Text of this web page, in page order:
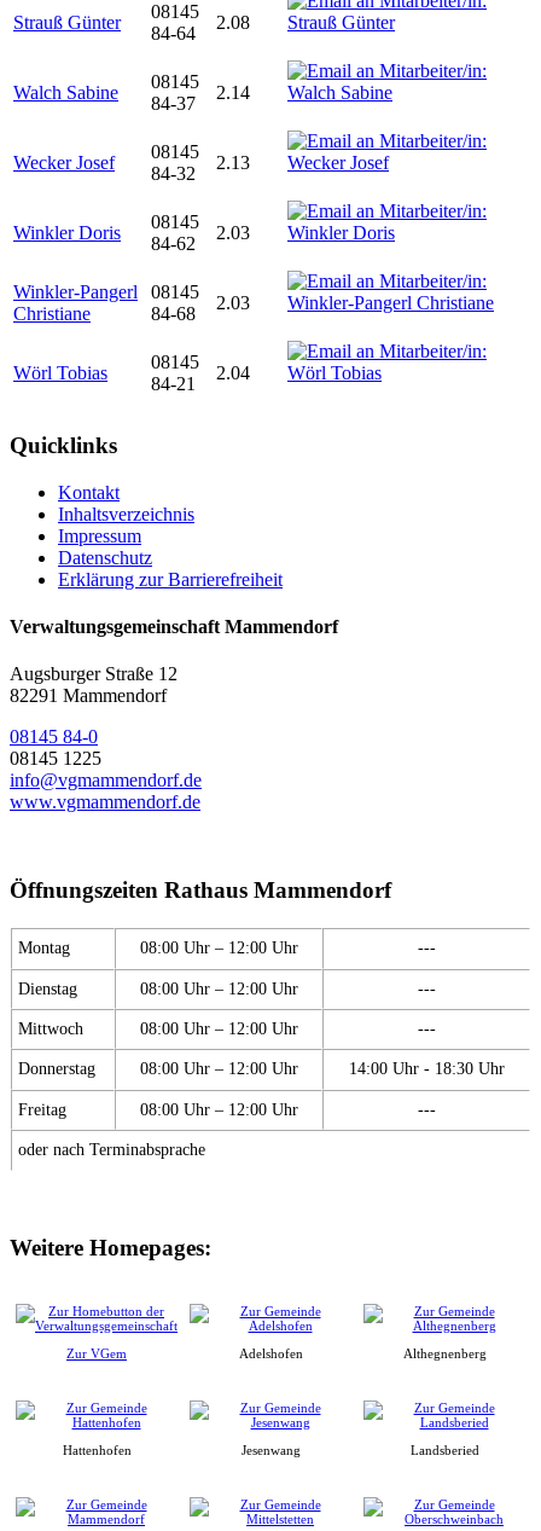
Strauß Günter
08145
84-64
2.08
Walch Sabine
08145
84-37
2.14
Wecker Josef
08145
84-32
2.13
Winkler Doris
08145
84-62
2.03
Winkler-Pangerl
Christiane
08145
84-68
2.03
Wörl Tobias
08145
84-21
2.04
Quicklinks
Kontakt
Inhaltsverzeichnis
Impressum
Datenschutz
Erklärung zur Barrierefreiheit
Verwaltungsgemeinschaft Mammendorf
Augsburger Straße 12
82291 Mammendorf
08145 84-0
08145 1225
info@vgmammendorf.de
www.vgmammendorf.de
Öffnungszeiten Rathaus Mammendorf
Montag 08:00 Uhr – 12:00 Uhr ---
Dienstag 08:00 Uhr – 12:00 Uhr ---
Mittwoch 08:00 Uhr – 12:00 Uhr ---
Donnerstag 08:00 Uhr – 12:00 Uhr 14:00 Uhr - 18:30 Uhr
Freitag 08:00 Uhr – 12:00 Uhr ---
oder nach Terminabsprache
Weitere Homepages:
Zur VGem Adelshofen Althegnenberg
Hattenhofen Jesenwang Landsberied